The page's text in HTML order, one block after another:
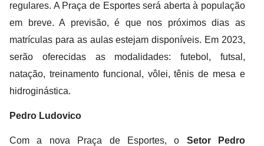
regulares. A Praça de Esportes será aberta à população
em breve. A previsão, é que nos próximos dias as
matrículas para as aulas estejam disponíveis. Em 2023,
serão oferecidas as modalidades: futebol, futsal,
natação, treinamento funcional, vôlei, tênis de mesa e
hidroginástica.
Pedro Ludovico
Com a nova Praça de Esportes, o Setor Pedro